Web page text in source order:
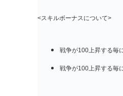
<スキルボーナスについて>
戦争が100上昇する毎
戦争が100上昇する毎